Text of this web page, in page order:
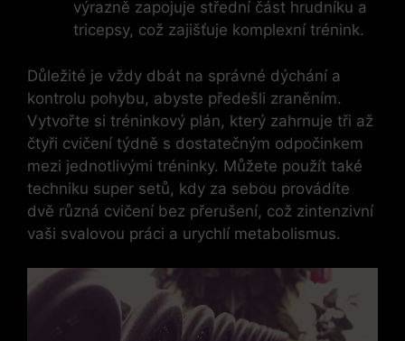
výrazně zapojuje střední část hrudníku a
tricepsy, což zajišťuje komplexní trénink.
Důležité je vždy dbát na správné dýchání a
kontrolu pohybu, abyste předešli zraněním.
Vytvořte si tréninkový plán, který zahrnuje tři až
čtyři cvičení týdně s dostatečným odpočinkem
mezi jednotlivými tréninky. Můžete použít také
techniku super setů, kdy za sebou provádíte
dvě různá cvičení bez přerušení, což zintenzivní
vaši svalovou práci a urychlí metabolismus.